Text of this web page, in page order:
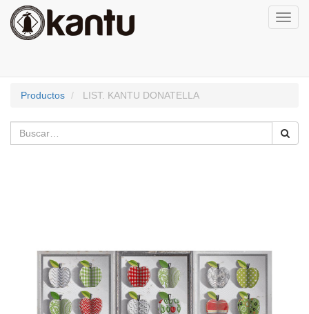
Productos LIST. KANTU DONATELLA